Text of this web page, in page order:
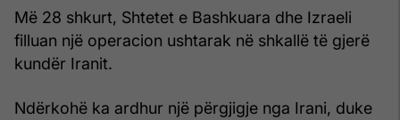
Më 28 shkurt, Shtetet e Bashkuara dhe Izraeli
filluan një operacion ushtarak në shkallë të gjerë
kundër Iranit.
Ndërkohë ka ardhur një përgjigje nga Irani, duke